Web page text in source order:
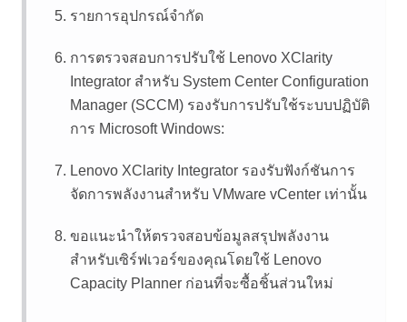
รายการอุปกรณ์จำกัด
การตรวจสอบการปรับใช้ Lenovo XClarity
Integrator สำหรับ System Center Configuration
Manager (SCCM) รองรับการปรับใช้ระบบปฏิบัติ
การ Microsoft Windows:
Lenovo XClarity Integrator รองรับฟังก์ชันการ
จัดการพลังงานสำหรับ VMware vCenter เท่านั้น
ขอแนะนำให้ตรวจสอบข้อมูลสรุปพลังงาน
สำหรับเซิร์ฟเวอร์ของคุณโดยใช้ Lenovo
Capacity Planner ก่อนที่จะซื้อชิ้นส่วนใหม่